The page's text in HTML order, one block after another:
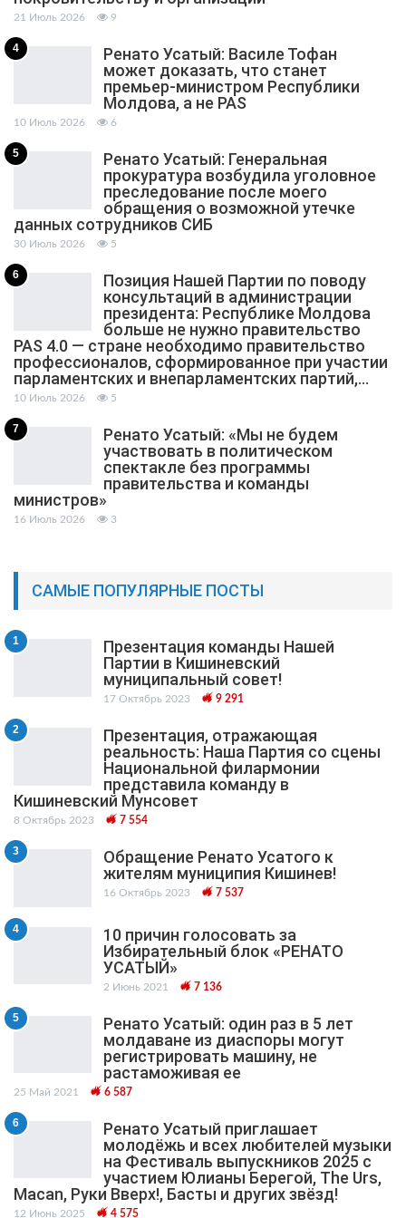
21 Июль 2026 9
4
Ренато Усатый: Василе Тофан
может доказать, что станет
премьер-министром Республики
Молдова, а не PAS
10 Июль 2026 6
5
Ренато Усатый: Генеральная
прокуратура возбудила уголовное
преследование после моего
обращения о возможной утечке
данных сотрудников СИБ
30 Июль 2026 5
6
Позиция Нашей Партии по поводу
консультаций в администрации
президента: Республике Молдова
больше не нужно правительство
PAS 4.0 — стране необходимо правительство
профессионалов, сформированное при участии
парламентских и внепарламентских партий,…
10 Июль 2026 5
7
Ренато Усатый: «Мы не будем
участвовать в политическом
спектакле без программы
правительства и команды
министров»
16 Июль 2026 3
САМЫЕ ПОПУЛЯРНЫЕ ПОСТЫ
1
Презентация команды Нашей
Партии в Кишиневский
муниципальный cовет!
17 Октябрь 2023 9 291
2
Презентация, отражающая
реальность: Наша Партия со сцены
Национальной филармонии
представила команду в
Кишиневский Мунсовет
8 Октябрь 2023 7 554
3
Обращение Ренато Усатого к
жителям муниципия Кишинев!
16 Октябрь 2023 7 537
4
10 причин голосовать за
Избирательный блок «РЕНАТО
УСАТЫЙ»
2 Июнь 2021 7 136
5
Ренато Усатый: один раз в 5 лет
молдаване из диаспоры могут
регистрировать машину, не
растаможивая ее
25 Май 2021 6 587
6
Ренато Усатый приглашает
молодёжь и всех любителей музыки
на Фестиваль выпускников 2025 с
участием Юлианы Берегой, The Urs,
Macan, Руки Вверх!, Басты и других звёзд!
12 Июнь 2025 4 575